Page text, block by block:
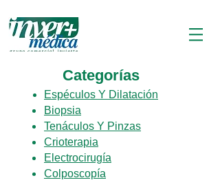
Categorías
Espéculos Y Dilatación
Biopsia
Tenáculos Y Pinzas
Crioterapia
Electrocirugía
Colposcopía